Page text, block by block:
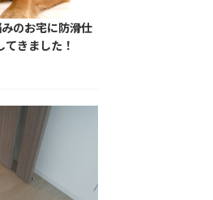
のお宅に防滑仕
きました！